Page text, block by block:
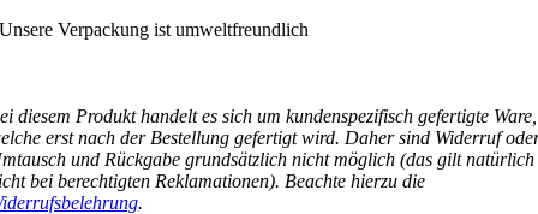
Unsere Verpackung ist umweltfreundlich
diesem Produkt handelt es sich um kundenspezifisch gefertigte Ware,
erst nach der Bestellung gefertigt wird. Daher sind Widerruf
und Rückgabe grundsätzlich nicht möglich (das gilt natürlich
bei berechtigten Reklamationen). Beachte hierzu die
.